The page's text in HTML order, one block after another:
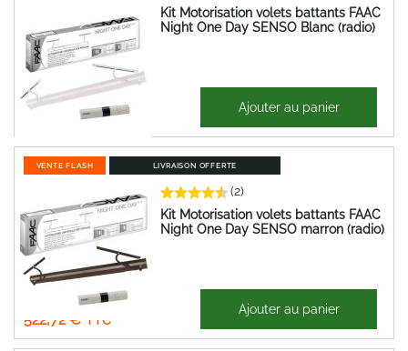
Kit Motorisation volets battants FAAC
Night One Day SENSO Blanc (radio)
522,72 €
435,60 € Ajouter au panier
VENTE FLASH LIVRAISON OFFERTE
Kit Motorisation volets battants FAAC
Night One Day SENSO marron (radio)
(2)
522,72 €
435,60 € Ajouter au panier